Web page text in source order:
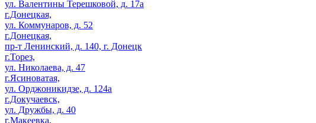
ул. Валентины Терешковой, д. 17а
г.Донецкая,
ул. Коммунаров, д. 52
г.Донецкая,
пр-т Ленинский, д. 140, г. Донецк
г.Торез,
ул. Николаева, д. 47
г.Ясиноватая,
ул. Орджоникидзе, д. 124а
г.Докучаевск,
ул. Дружбы, д. 40
г.Макеевка,